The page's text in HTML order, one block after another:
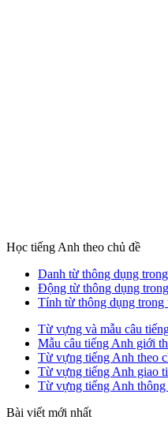
Học tiếng Anh theo chủ đề
Danh từ thông dụng
Động từ thông dụng
Tính từ thông dụng trong
Từ vựng và mẫu câu
Mẫu câu tiếng Anh giới
Từ vựng tiếng Anh theo
Từ vựng tiếng Anh giao
Từ vựng tiếng Anh
Bài viết mới nhất